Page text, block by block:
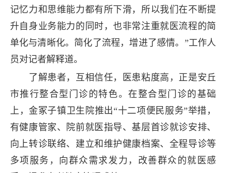
记忆力和思维能力都有所下滑，所以我们在不断提
升自身业务能力的同时，也非常注重就医流程的简
单化与清晰化。简化了流程，增进了感情。”工作人
员对记者解释道。
了解患者，互相信任，医患粘度高，正是安丘
市推行整合型门诊的特色。在整合型门诊的基础
上，金冢子镇卫生院推出“十二项便民服务”举措，
有健康管家、院前就医指导、基层首诊就诊安排、
向上转诊联络、建立和维护健康档案、全程导诊等
多项服务，向群众需求发力，改善群众的就医感